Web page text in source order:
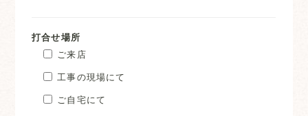
打合せ場所
ご来店
工事の現場にて
ご自宅にて